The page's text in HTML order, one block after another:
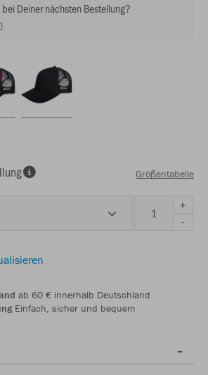
Deiner nächsten Bestellung?
Größentabelle
+
-
ab 60 € innerhalb Deutschland
Einfach, sicher und bequem